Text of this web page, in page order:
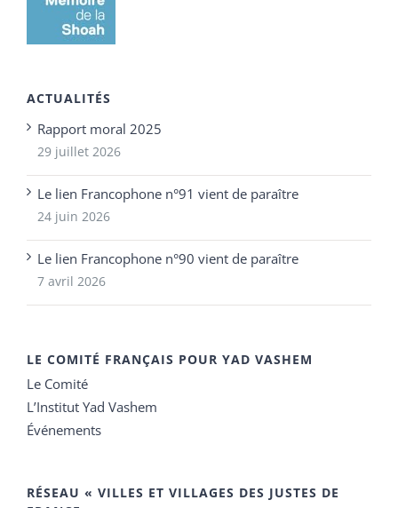
ACTUALITÉS
Rapport moral 2025
29 juillet 2026
Le lien Francophone n°91 vient de paraître
24 juin 2026
Le lien Francophone n°90 vient de paraître
7 avril 2026
LE COMITÉ FRANÇAIS POUR YAD VASHEM
Le Comité
L’Institut Yad Vashem
Événements
RÉSEAU « VILLES ET VILLAGES DES JUSTES DE